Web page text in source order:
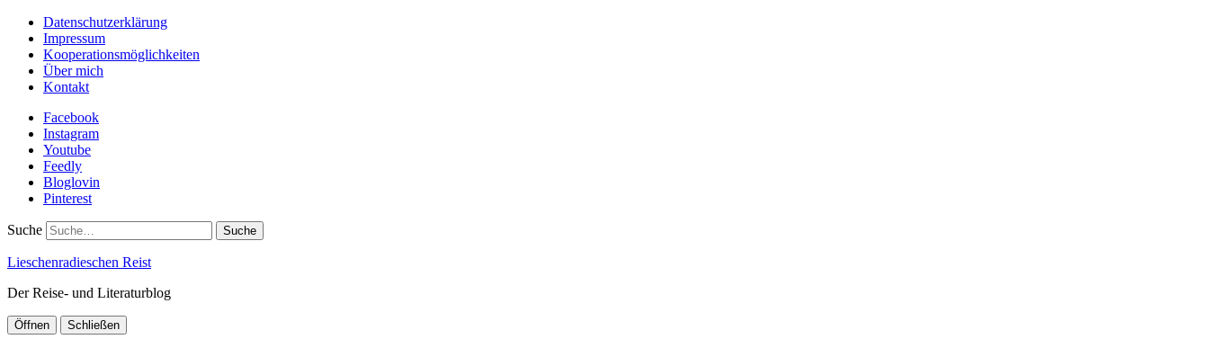
Datenschutzerklärung
Impressum
Kooperationsmöglichkeiten
Über mich
Kontakt
Facebook
Instagram
Youtube
Feedly
Bloglovin
Pinterest
Suche
Lieschenradieschen Reist
Der Reise- und Literaturblog
Öffnen Schließen